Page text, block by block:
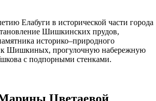
Елабуги в исторической части города
Шишкинских прудов,
историко–природного
Шишкиных, прогулочную набережную
с подпорными стенками.